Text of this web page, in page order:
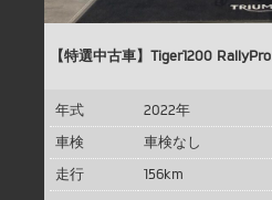
【特選中古車】Tiger1200 RallyPro
年式
2022年
車検
車検なし
走行
156km